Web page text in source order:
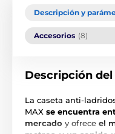
Descripción y
Accesorios (8)
Descripción
La caseta anti-
MAX se encuentra
mercado y ofrece el